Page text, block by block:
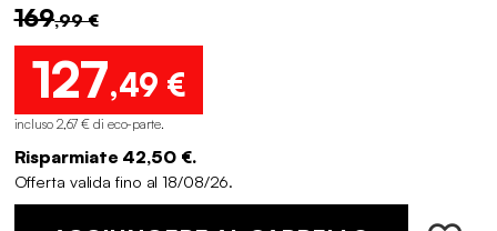
169,99 €
127,49 €
incluso 2,67 € di eco-parte.
Risparmiate 42,50 €.
Offerta valida fino al 18/08/26.